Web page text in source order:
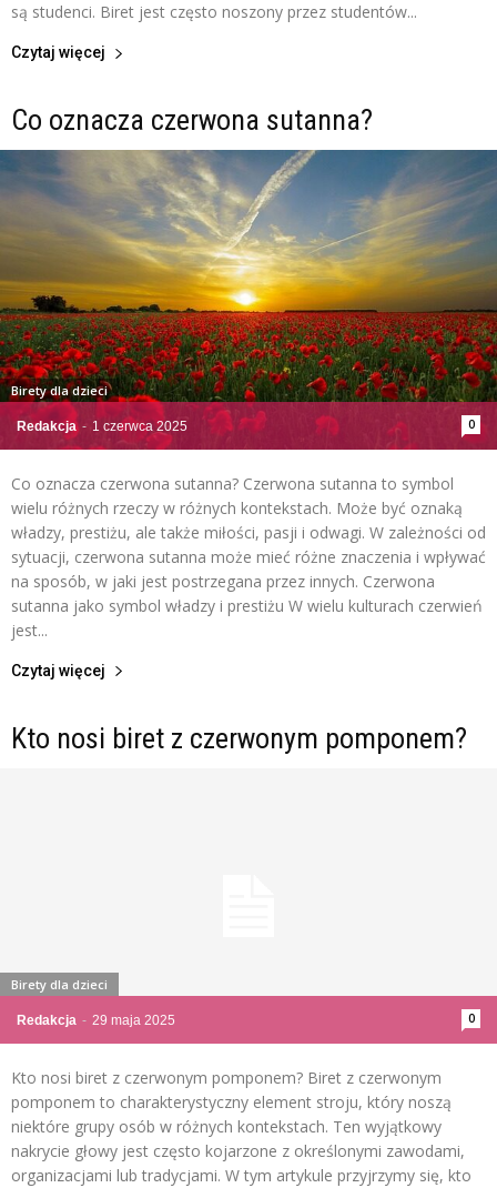
są studenci. Biret jest często noszony przez studentów...
Czytaj więcej
Co oznacza czerwona sutanna?
Redakcja - 1 czerwca 2025 0
Birety dla dzieci
Co oznacza czerwona sutanna? Czerwona sutanna to symbol
wielu różnych rzeczy w różnych kontekstach. Może być oznaką
władzy, prestiżu, ale także miłości, pasji i odwagi. W zależności od
sytuacji, czerwona sutanna może mieć różne znaczenia i wpływać
na sposób, w jaki jest postrzegana przez innych. Czerwona
sutanna jako symbol władzy i prestiżu W wielu kulturach czerwień
jest...
Czytaj więcej
Kto nosi biret z czerwonym pomponem?
Redakcja - 29 maja 2025 0
Birety dla dzieci
Kto nosi biret z czerwonym pomponem? Biret z czerwonym
pomponem to charakterystyczny element stroju, który noszą
niektóre grupy osób w różnych kontekstach. Ten wyjątkowy
nakrycie głowy jest często kojarzone z określonymi zawodami,
organizacjami lub tradycjami. W tym artykule przyjrzymy się, kto